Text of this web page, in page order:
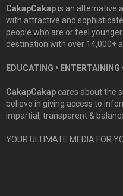
CakapCakapis an alternative
with attractive and
people who are or feel younger.
destination with over 14,000+
EDUCATING • ENTERTAINING
CakapCakap cares about the
believe in giving access to
impartial, transparent &
YOUR ULTIMATE MEDIA FOR